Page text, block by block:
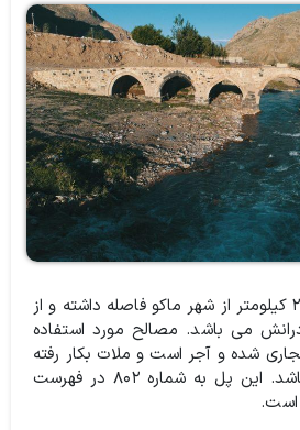
این پل در زمان احداث ۲ کیلومتر از شهر ماکو فاصله داشته و از
می باشد. مصالح مورد استفاده
شده و آجر است و ملات بکار رفته
نیز ماسه و آهک می باشد. این پل به شماره ۸۰۲ در فهرست
است.